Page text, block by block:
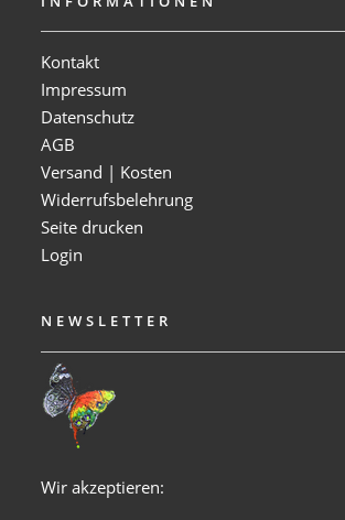
Kontakt
Impressum
Datenschutz
AGB
Versand | Kosten
Widerrufsbelehrung
Seite drucken
Login
NEWSLETTER
Wir akzeptieren: